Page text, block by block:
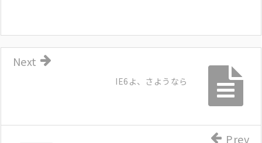
IE6よ、さようなら
Next
Prev